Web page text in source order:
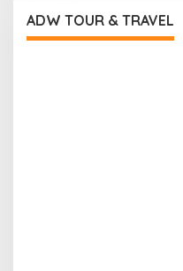
ADW TOUR & TRAVEL